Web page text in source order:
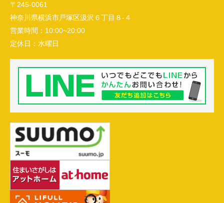
〒245-0061
神奈川県横浜市戸塚区汲沢６丁目８-４
営業時間： 10:00~20:00
定休日： 水曜日